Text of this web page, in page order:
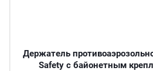
Держатель
Safety с байонетным